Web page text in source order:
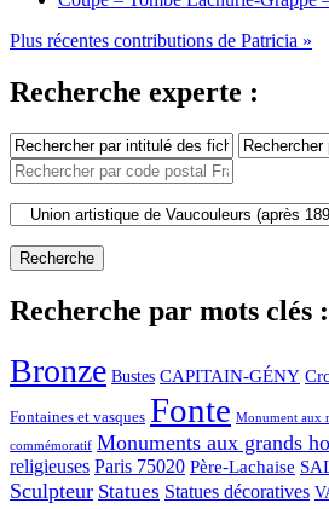
Plus récentes contributions de Patricia »
Recherche experte :
Recherche par mots clés :
Bronze Bustes CAPITAIN-GÉNY
Fontaines et vasques Fonte Monument aux
commémoratif Monuments aux grands
religieuses Paris 75020 Père-Lachaise
Sculpteur Statues Statues décoratives